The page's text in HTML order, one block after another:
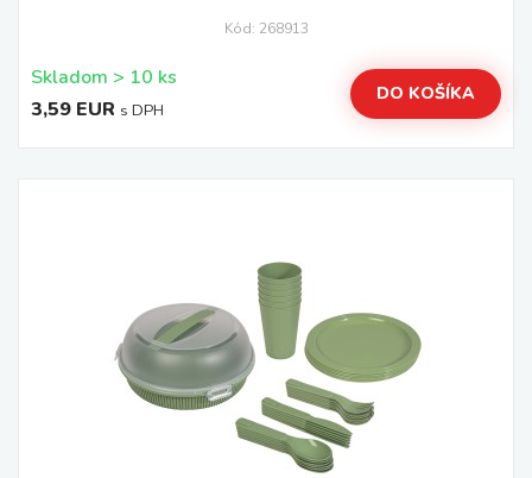
Kód: 268913
Skladom > 10 ks
3,59 EUR s DPH
DO KOŠÍKA